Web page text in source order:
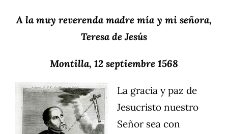
A la muy reverenda madre mía y mi señora,
Teresa de Jesús
Montilla, 12 septiembre 1568
La gracia y paz de
Jesucristo nuestro
Señor sea con